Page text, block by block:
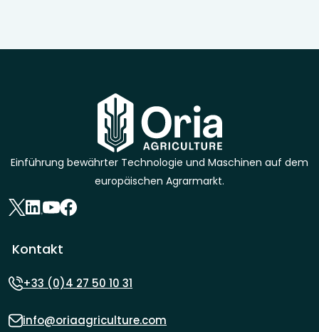
Einführung bewährter Technologie und Maschinen auf dem
europäischen Agrarmarkt.
Kontakt
+33 (0)4 27 50 10 31
info@oriaagriculture.com